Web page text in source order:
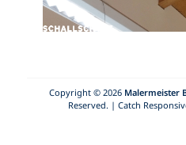
Copyright © 2026 Malermeister
Reserved. | Catch